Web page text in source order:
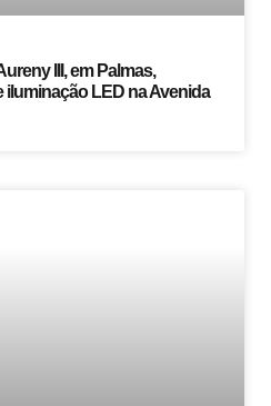
III, em Palmas,
iluminação LED na Avenida